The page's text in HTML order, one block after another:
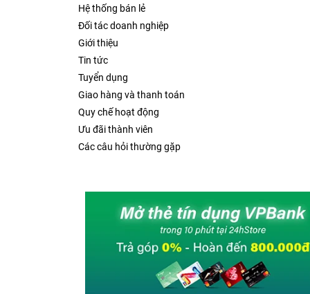
Hệ thống bán lẻ
Đối tác doanh nghiệp
Giới thiệu
Tin tức
Tuyển dụng
Giao hàng và thanh toán
Quy chế hoạt động
Ưu đãi thành viên
Các câu hỏi thường gặp